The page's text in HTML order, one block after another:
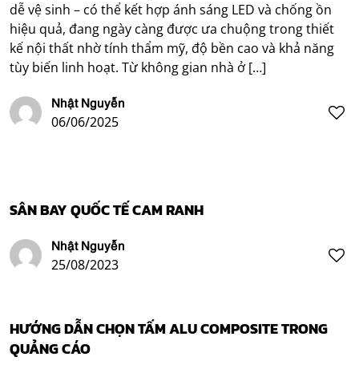
dễ vệ sinh – có thể kết hợp ánh sáng LED và chống ồn
hiệu quả, đang ngày càng được ưa chuộng trong thiết
kế nội thất nhờ tính thẩm mỹ, độ bền cao và khả năng
tùy biến linh hoạt. Từ không gian nhà ở […]
Nhật Nguyễn
06/06/2025
SÂN BAY QUỐC TẾ CAM RANH
Nhật Nguyễn
25/08/2023
HƯỚNG DẪN CHỌN TẤM ALU COMPOSITE TRONG
QUẢNG CÁO